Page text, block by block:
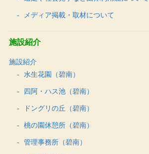
メディア掲載・取材について
施設紹介
施設紹介
水生花園（碧南）
四阿・ハス池（碧南）
ドングリの丘（碧南）
桃の園休憩所（碧南）
管理事務所（碧南）